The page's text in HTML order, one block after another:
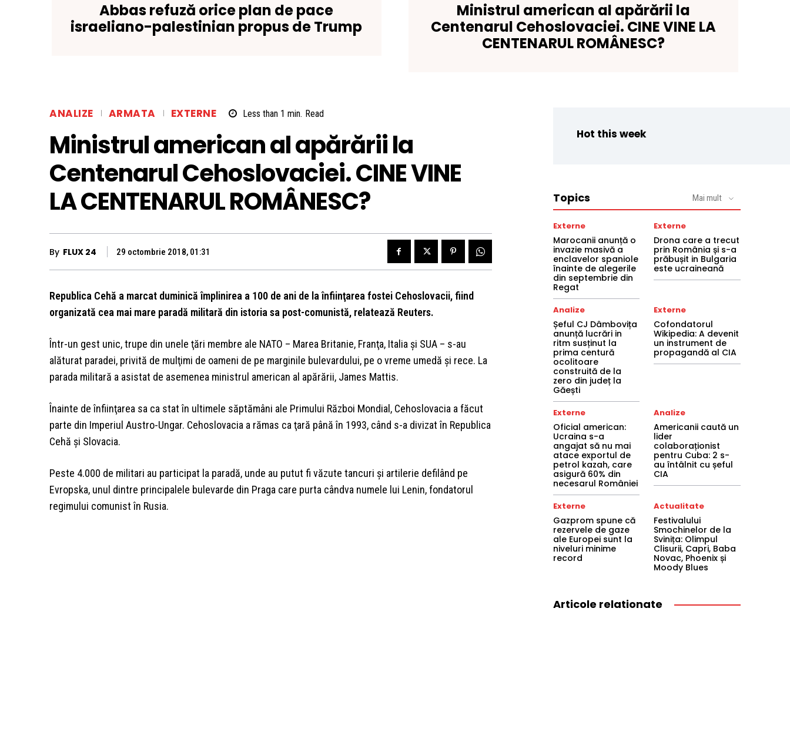
Abbas refuză orice plan de pace
israeliano-palestinian propus de Trump
Ministrul american al apărării la
Centenarul Cehoslovaciei. CINE VINE LA
CENTENARUL ROMÂNESC?